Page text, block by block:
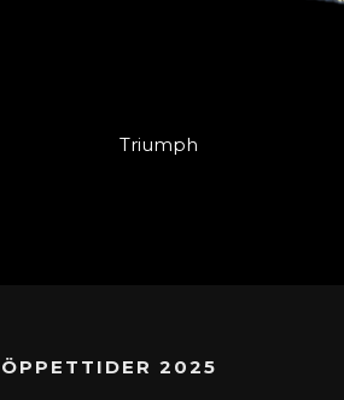
Triumph
ÖPPETTIDER 2025